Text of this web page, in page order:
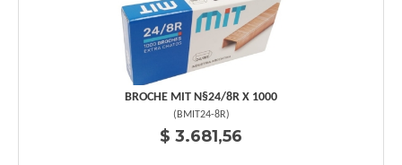
BROCHE MIT N§24/8R X 1000
(BMIT24-8R)
$ 3.681,56